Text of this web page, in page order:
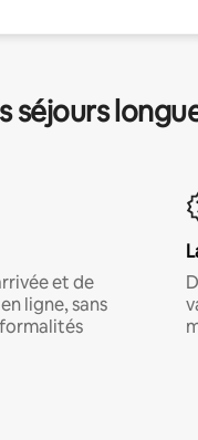
séjours
et de
ligne, sans